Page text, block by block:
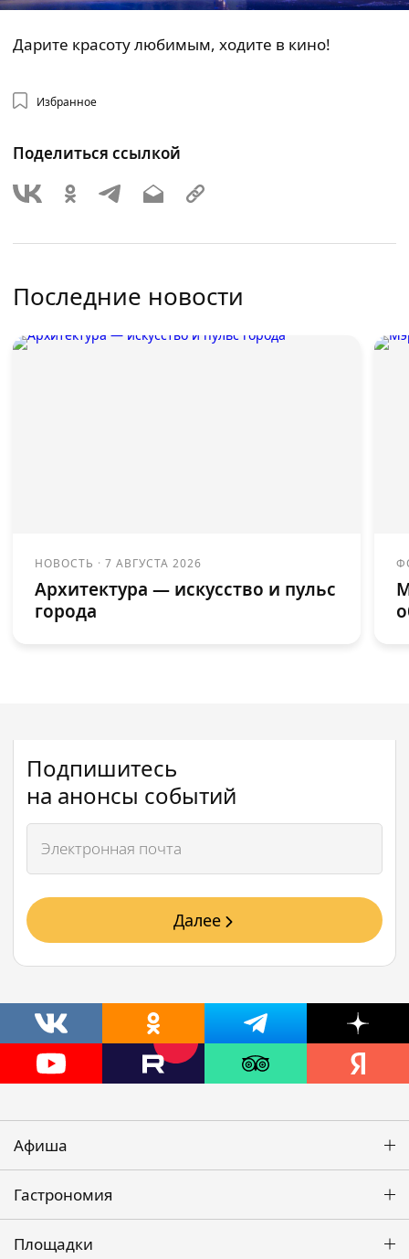
Дарите красоту любимым, ходите в кино!
Избранное
Поделиться ссылкой
Последние новости
НОВОСТЬ ·7 АВГУСТА 2026
Архитектура — искусство и пульс
города
Подпишитесь
на анонсы событий
Далее
Афиша
Гастрономия
Площадки